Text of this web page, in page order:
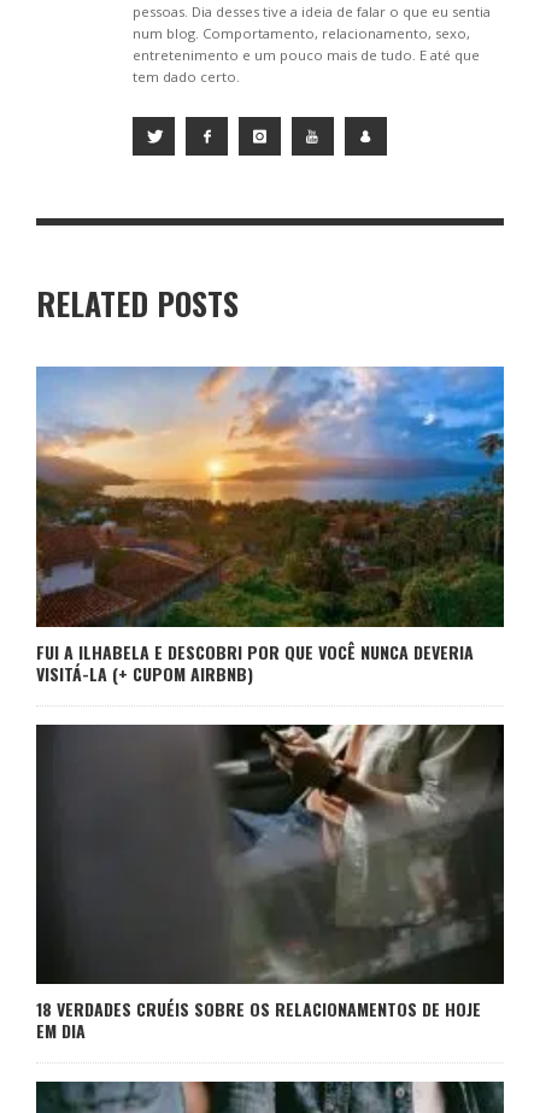
pessoas. Dia desses tive a ideia de falar o que eu sentia
num blog. Comportamento, relacionamento, sexo,
entretenimento e um pouco mais de tudo. E até que
tem dado certo.
RELATED POSTS
FUI A ILHABELA E DESCOBRI POR QUE VOCÊ NUNCA DEVERIA
VISITÁ-LA (+ CUPOM AIRBNB)
18 VERDADES CRUÉIS SOBRE OS RELACIONAMENTOS DE HOJE
EM DIA